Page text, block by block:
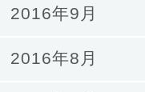
2016年9月
2016年8月